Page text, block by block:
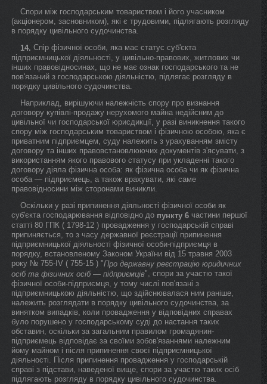
Спори між господарським товариством і його учасником
(акціонером, засновником), які є трудовими, підлягають розгляду
в порядку цивільного судочинства.
14. Спір фізичної особи, яка має статус суб'єкта
підприємницької діяльності, у цивільно-правових, житлових чи
інших правовідносинах, що не має ознак господарського та не
пов'язаний з господарською діяльністю, підлягає розгляду в
порядку цивільного судочинства.
Наприклад, вирішуючи належність спору про визнання
договору купівлі-продажу нерухомого майна недійсним до
цивільної чи господарської юрисдикції, у разі виникнення такого
спору між господарським товариством і фізичною особою, яка є
приватним підприємцем, суду належить з урахуванням змісту
договору та інших правовстановлюючих документів з'ясувати, з
використанням якого правового статусу при укладенні такого
договору діяла фізична особа: як фізична особа чи як фізична
особа — підприємець, а також врахувати, які саме
правовідносини між сторонами виникли.
Оскільки у разі припинення діяльності фізичної особи як
суб'єкта господарювання відповідно до пункту 6 частини першої
статті 80 ГПК ( 1798-12 ) провадження у господарській справі
припиняється, то з часу державної реєстрації припинення
підприємницької діяльності фізичної особи-підприємця в
порядку, встановленому Законом України від 15 травня 2003
року № 755-IV ( 755-15 ) "Про державну реєстрацію юридичних
осіб та фізичних осіб — підприємців", спори за участю такої
фізичної особи-підприємця, у тому числі пов'язані з
підприємницькою діяльністю, що здійснювалася ним раніше,
належить розглядати в порядку цивільного судочинства, за
винятком випадків, коли провадження у відповідних справах
було порушено у господарському суді до настання таких
обставин, оскільки за загальним правилом громадянин-
підприємець відповідає за своїми зобов'язаннями належним
йому майном і після припинення своєї підприємницької
діяльності. Після припинення провадження у господарській
справі з підстави, наведеної вище, спори за участю таких осіб
підлягають розгляду в порядку цивільного судочинства.